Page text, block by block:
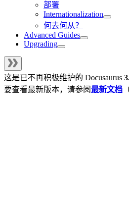
部署
Internationalization
何去何从？
Advanced Guides
Upgrading
这是已不再积极维护的 Docusaurus
要查看最新版本，请参阅最新文档